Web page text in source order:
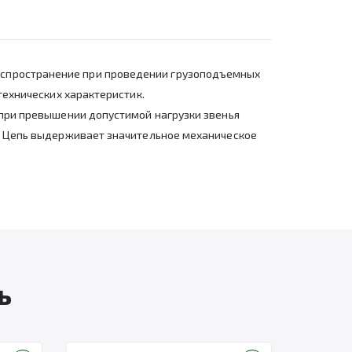
при проведении грузоподъемных
характеристик.
превышении допустимой нагрузки звенья
выдерживает значительное механическое